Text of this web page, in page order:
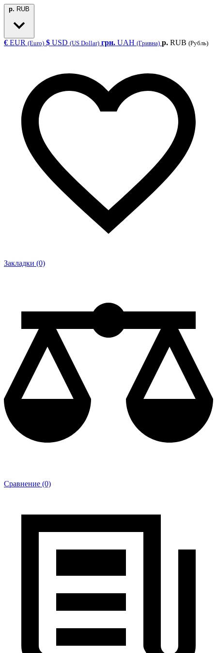
р. RUB
€ EUR (Euro) $ USD (US Dollar) грн. UAH (Гривна) р. RUB (Рубль)
Закладки (0)
Сравнение (0)